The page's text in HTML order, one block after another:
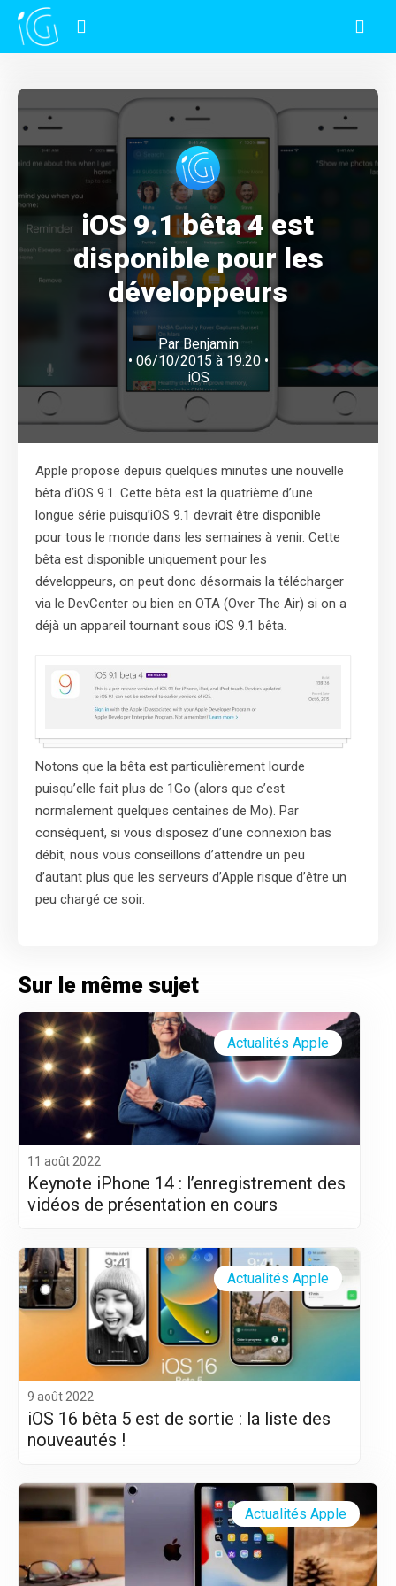
iOS 9.1 bêta 4 est
disponible pour les
développeurs
Par Benjamin
• 06/10/2015 à 19:20 •
iOS
Apple propose depuis quelques minutes une nouvelle
bêta d’iOS 9.1. Cette bêta est la quatrième d’une
longue série puisqu’iOS 9.1 devrait être disponible
pour tous le monde dans les semaines à venir. Cette
bêta est disponible uniquement pour les
développeurs, on peut donc désormais la télécharger
via le DevCenter ou bien en OTA (Over The Air) si on a
déjà un appareil tournant sous iOS 9.1 bêta.
Notons que la bêta est particulièrement lourde
puisqu’elle fait plus de 1Go (alors que c’est
normalement quelques centaines de Mo). Par
conséquent, si vous disposez d’une connexion bas
débit, nous vous conseillons d’attendre un peu
d’autant plus que les serveurs d’Apple risque d’être un
peu chargé ce soir.
Sur le même sujet
11 août 2022
Keynote iPhone 14 : l’enregistrement des
vidéos de présentation en cours
Actualités Apple
9 août 2022
iOS 16 bêta 5 est de sortie : la liste des
nouveautés !
Actualités Apple
Actualités Apple